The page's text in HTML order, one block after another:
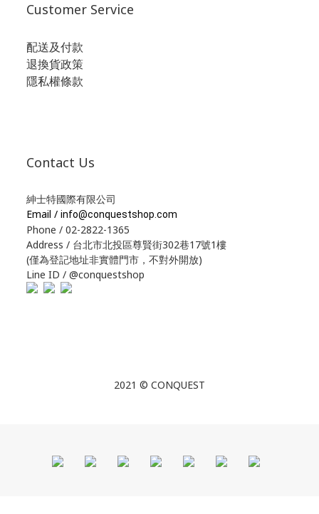
Customer Service
配送及付款
退換貨政策
隱私權條款
Contact Us
紳士特國際有限公司
Email / info@conquestshop.com
Phone / 02-2822-1365
Address / 台北市北投區尊賢街302巷17號1樓
(僅為登記地址非實體門市，不對外開放)
Line ID / @conquestshop
2021 © CONQUEST